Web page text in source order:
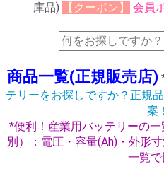
庫品)
【クーポン】 会員
商品一覧(正規販売店)
テリーをお探しですか？正規
案！
*便利！産業用バッテリーの
別）：電圧・容量(Ah)・外形
一覧